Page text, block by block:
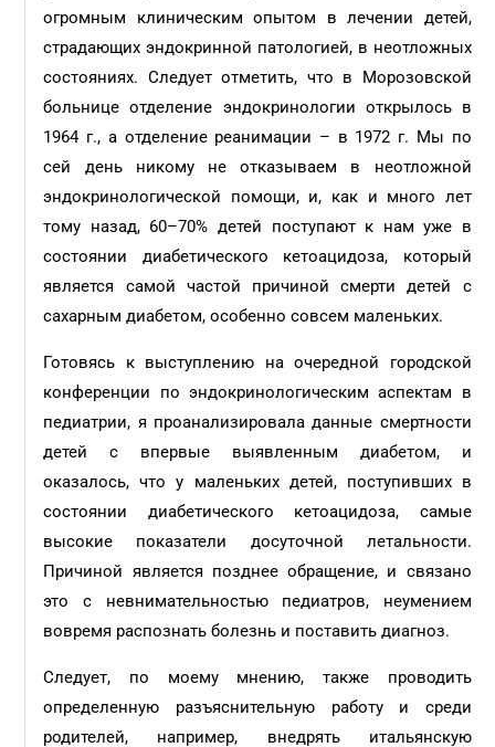
огромным клиническим опытом в лечении детей,
страдающих эндокринной патологией, в неотложных
состояниях. Следует отметить, что в Морозовской
больнице отделение эндокринологии открылось в
1964 г., а отделение реанимации – в 1972 г. Мы по
сей день никому не отказываем в неотложной
эндокринологической помощи, и, как и много лет
тому назад, 60–70% детей поступают к нам уже в
состоянии диабетического кетоацидоза, который
является самой частой причиной смерти детей с
сахарным диабетом, особенно совсем маленьких.
Готовясь к выступлению на очередной городской
конференции по эндокринологическим аспектам в
педиатрии, я проанализировала данные смертности
детей с впервые выявленным диабетом, и
оказалось, что у маленьких детей, поступивших в
состоянии диабетического кетоацидоза, самые
высокие показатели досуточной летальности.
Причиной является позднее обращение, и связано
это с невнимательностью педиатров, неумением
вовремя распознать болезнь и поставить диагноз.
Следует, по моему мнению, также проводить
определенную разъяснительную работу и среди
родителей, например, внедрять итальянскую